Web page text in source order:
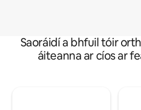
Saoráidí a bhfuil tóir
áiteanna ar cíos ar